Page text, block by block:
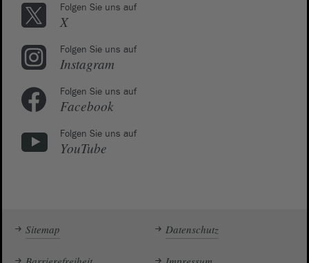
Folgen Sie uns auf
X
Folgen Sie uns auf
Instagram
Folgen Sie uns auf
Facebook
Folgen Sie uns auf
YouTube
Sitemap Datenschutz